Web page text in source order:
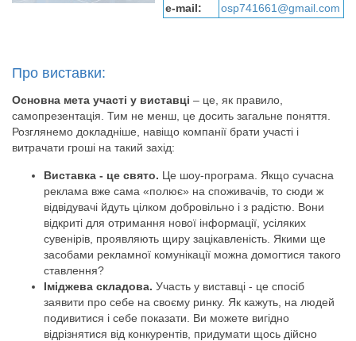
e-mail:
osp741661@gmail.com
Про виставки:
Основна мета участі у виставці – це, як правило,
самопрезентація. Тим не менш, це досить загальне поняття.
Розглянемо докладніше, навіщо компанії брати участі і
витрачати гроші на такий захід:
Виставка - це свято. Це шоу-програма. Якщо сучасна
реклама вже сама «полює» на споживачів, то сюди ж
відвідувачі йдуть цілком добровільно і з радістю. Вони
відкриті для отримання нової інформації, усіляких
сувенірів, проявляють щиру зацікавленість. Якими ще
засобами рекламної комунікації можна домогтися такого
ставлення?
Іміджева складова. Участь у виставці - це спосіб
заявити про себе на своєму ринку. Як кажуть, на людей
подивитися і себе показати. Ви можете вигідно
відрізнятися від конкурентів, придумати щось дійсно